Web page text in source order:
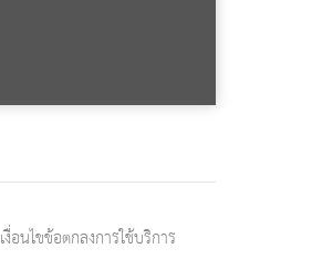
เงื่อนไขข้อตกลงการใช้บริการ